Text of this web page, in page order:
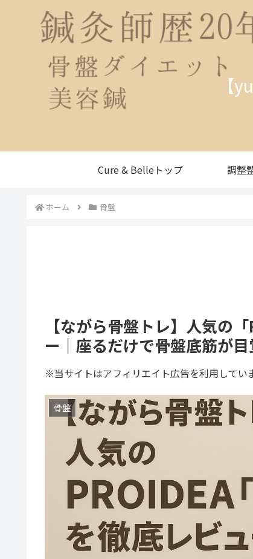
【
Cure & Belleトップ 調整
ホーム 骨盤
【ながら骨盤トレ】人気の
ー｜座るだけで骨盤底筋が目
※当サイトはアフィリエイト広告を利用してい
骨盤